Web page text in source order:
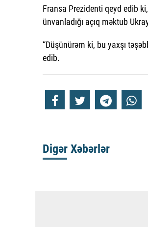
Fransa Prezidenti qeyd edib
ünvanladığı açıq məktub
“Düşünürəm ki, bu yaxşı
edib.
Digər Xəbərlər